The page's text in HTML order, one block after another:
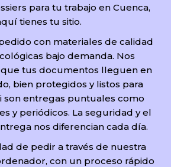
para tu trabajo en Cuenca,
tienes tu sitio.
con materiales de calidad
bajo demanda. Nos
tus documentos lleguen en
bien protegidos y listos para
son entregas puntuales como
y periódicos. La seguridad y el
nos diferencian cada día.
de pedir a través de nuestra
con un proceso rápido